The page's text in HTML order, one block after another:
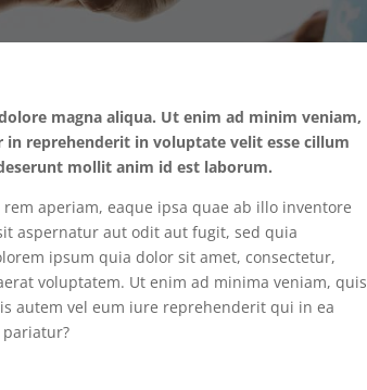
magna aliqua. Ut enim ad minim veniam,
reprehenderit in voluptate velit esse cillum
mollit anim id est laborum.
aperiam, eaque ipsa quae ab illo inventore
aspernatur aut odit aut fugit, sed quia
ipsum quia dolor sit amet, consectetur,
voluptatem. Ut enim ad minima veniam, quis
autem vel eum iure reprehenderit qui in ea